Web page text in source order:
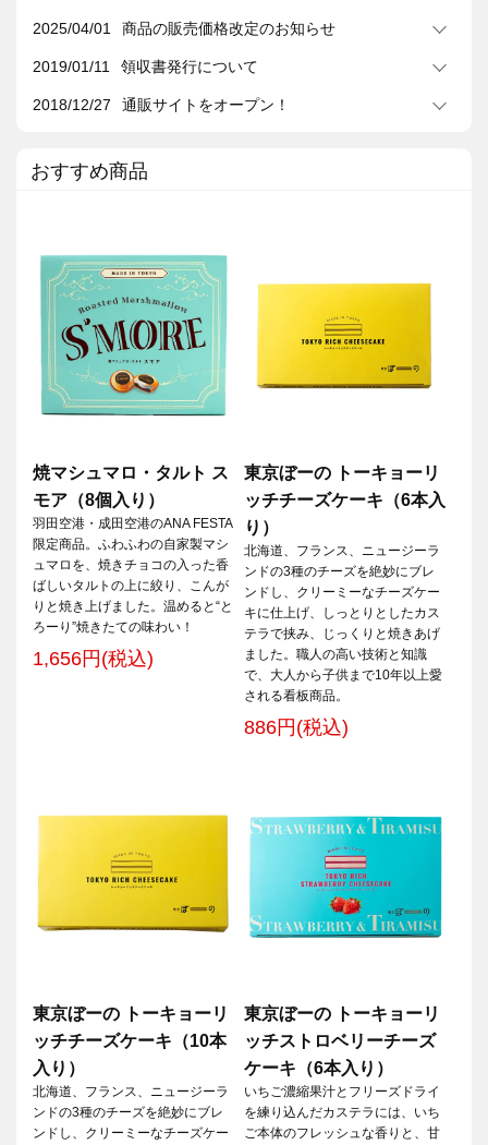
2025/04/01 商品の販売価格改定のお知らせ
2019/01/11 領収書発行について
2018/12/27 通販サイトをオープン！
おすすめ商品
焼マシュマロ・タルト ス
モア（8個入り）
羽田空港・成田空港のANA FESTA
限定商品。ふわふわの自家製マシ
ュマロを、焼きチョコの入った香
ばしいタルトの上に絞り、こんが
りと焼き上げました。温めると“と
ろーり”焼きたての味わい！
1,656円(税込)
東京ぼーの トーキョーリ
ッチチーズケーキ（6本入
り）
北海道、フランス、ニュージーラ
ンドの3種のチーズを絶妙にブレ
ンドし、クリーミーなチーズケー
キに仕上げ、しっとりとしたカス
テラで挟み、じっくりと焼きあげ
ました。職人の高い技術と知識
で、大人から子供まで10年以上愛
される看板商品。
886円(税込)
東京ぼーの トーキョーリ
ッチチーズケーキ（10本
入り）
北海道、フランス、ニュージーラ
ンドの3種のチーズを絶妙にブレ
ンドし、クリーミーなチーズケー
東京ぼーの トーキョーリ
ッチストロベリーチーズ
ケーキ（6本入り）
いちご濃縮果汁とフリーズドライ
を練り込んだカステラには、いち
ご本体のフレッシュな香りと、甘